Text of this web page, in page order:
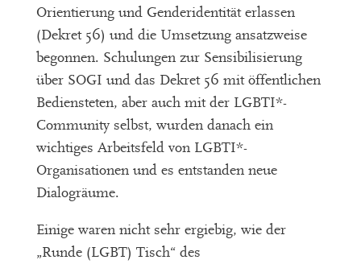
Orientierung und Genderidentität erlassen
(Dekret 56) und die Umsetzung ansatzweise
begonnen. Schulungen zur Sensibilisierung
über SOGI und das Dekret 56 mit öffentlichen
Bediensteten, aber auch mit der LGBTI*-
Community selbst, wurden danach ein
wichtiges Arbeitsfeld von LGBTI*-
Organisationen und es entstanden neue
Dialogräume.
Einige waren nicht sehr ergiebig, wie der
„Runde (LGBT) Tisch“ des